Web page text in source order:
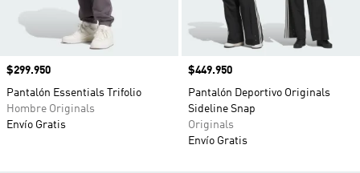
Precio
$299.950
Pantalón Essentials Trifolio
Hombre Originals
Envío Gratis
Precio
$449.950
Pantalón Deportivo Originals
Sideline Snap
Originals
Envío Gratis